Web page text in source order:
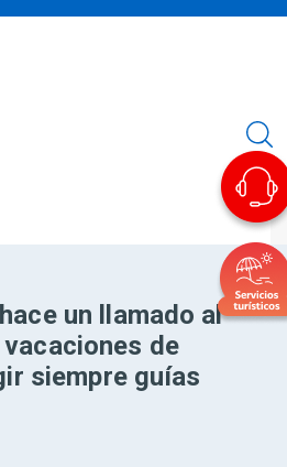
un llamado al
de
siempre guías